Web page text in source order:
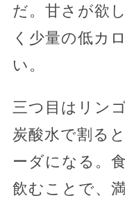
だ。甘さが欲
く少量の低カ
い。
三つ目はリン
炭酸水で割る
ーダになる。
飲むことで、